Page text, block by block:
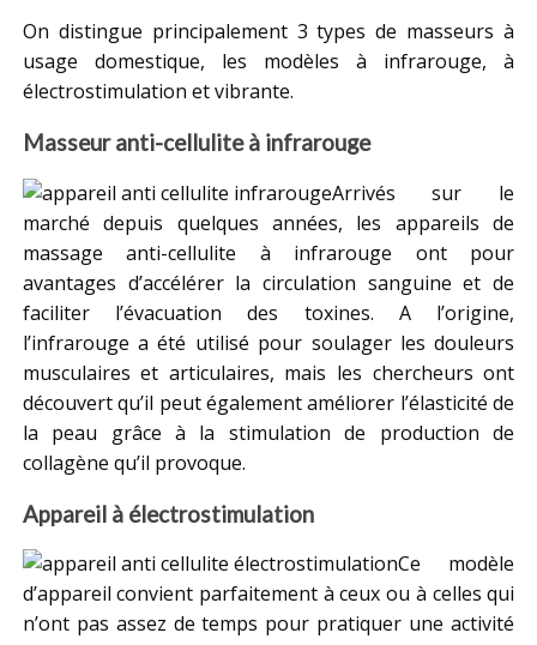
On distingue principalement 3 types de masseurs à
usage domestique, les modèles à infrarouge, à
électrostimulation et vibrante.
Masseur anti-cellulite à infrarouge
Arrivés sur le
marché depuis quelques années, les appareils de
massage anti-cellulite à infrarouge ont pour
avantages d’accélérer la circulation sanguine et de
faciliter l’évacuation des toxines. A l’origine,
l’infrarouge a été utilisé pour soulager les douleurs
musculaires et articulaires, mais les chercheurs ont
découvert qu’il peut également améliorer l’élasticité de
la peau grâce à la stimulation de production de
collagène qu’il provoque.
Appareil à électrostimulation
Ce modèle
d’appareil convient parfaitement à ceux ou à celles qui
n’ont pas assez de temps pour pratiquer une activité